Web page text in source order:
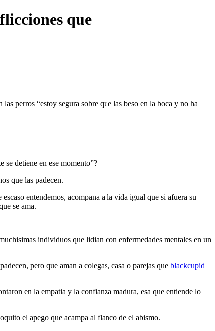
que
perros “estoy segura sobre que las beso en la boca y no ha
se detiene en ese momento”?
que las padecen.
entendemos, acompana a la vida igual que si afuera su
se ama.
individuos que lidian con enfermedades mentales en un
pero que aman a colegas, casa o parejas que blackcupid
en la empatia y la confianza madura, esa que entiende lo
el apego que acampa al flanco de el abismo.